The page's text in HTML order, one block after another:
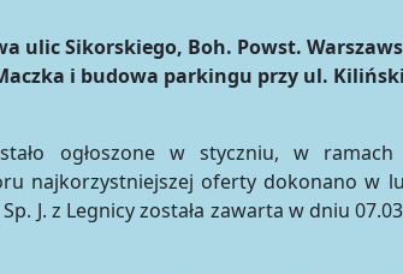
ulic Sikorskiego, Boh. Powst.
i budowa parkingu przy ul.
ogłoszone w styczniu, w ramach
najkorzystniejszej oferty dokonano w
J. z Legnicy została zawarta w dniu